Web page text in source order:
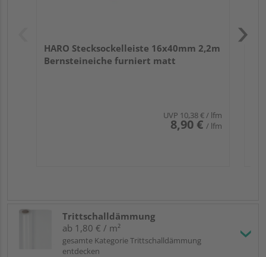
HARO Stecksockelleiste 16x40mm 2,2m
Bernsteineiche furniert matt
UVP 10,38 €/ lfm
8,90 € / lfm
Trittschalldämmung
ab 1,80 € / m²
gesamte Kategorie Trittschalldämmung
entdecken